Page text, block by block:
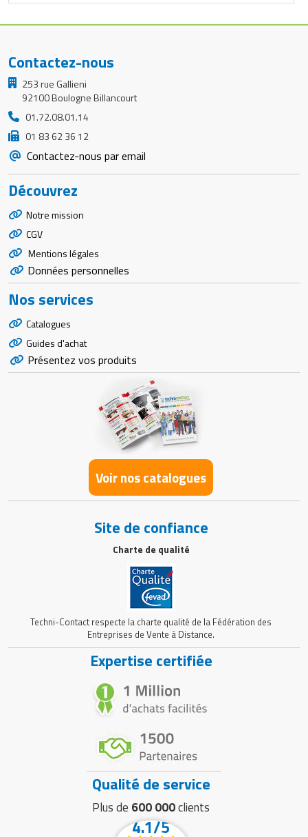
Contactez-nous
253 rue Gallieni
92100 Boulogne Billancourt
01.72.08.01.14
01 83 62 36 12
Contactez-nous par email
Découvrez
Notre mission
CGV
Mentions légales
Données personnelles
Nos services
Catalogues
Guides d'achat
Présentez vos produits
Voir nos catalogues
Site de confiance
Charte de qualité
Techni-Contact respecte la charte qualité de la Fédération des
Entreprises de Vente à Distance.
Expertise certifiée
Qualité de service
Plus de 600 000clients
4.1/5